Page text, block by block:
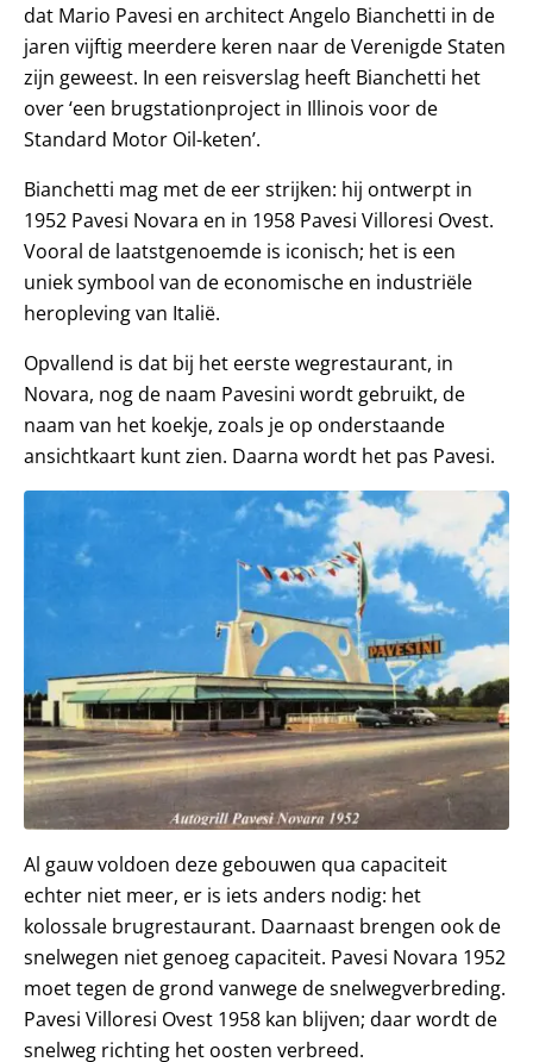
dat Mario Pavesi en architect Angelo Bianchetti in de
jaren vijftig meerdere keren naar de Verenigde Staten
zijn geweest. In een reisverslag heeft Bianchetti het
over ‘een brugstationproject in Illinois voor de
Standard Motor Oil-keten’.
Bianchetti mag met de eer strijken: hij ontwerpt in
1952 Pavesi Novara en in 1958 Pavesi Villoresi Ovest.
Vooral de laatstgenoemde is iconisch; het is een
uniek symbool van de economische en industriële
heropleving van Italië.
Opvallend is dat bij het eerste wegrestaurant, in
Novara, nog de naam Pavesini wordt gebruikt, de
naam van het koekje, zoals je op onderstaande
ansichtkaart kunt zien. Daarna wordt het pas Pavesi.
Al gauw voldoen deze gebouwen qua capaciteit
echter niet meer, er is iets anders nodig: het
kolossale brugrestaurant. Daarnaast brengen ook de
snelwegen niet genoeg capaciteit. Pavesi Novara 1952
moet tegen de grond vanwege de snelwegverbreding.
Pavesi Villoresi Ovest 1958 kan blijven; daar wordt de
snelweg richting het oosten verbreed.